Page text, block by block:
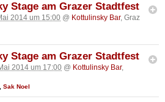
Stage am Grazer Stadtfest
2014 um 15:00 @ Kottulinsky Bar, Graz
Stage am Grazer Stadtfest
2014 um 17:00 @ Kottulinsky Bar,
, Sak Noel